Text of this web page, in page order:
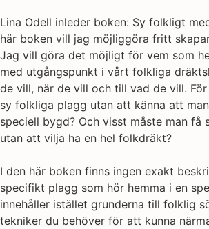
Lina Odell inleder boken: Sy folkligt
här boken vill jag möjliggöra fritt
Jag vill göra det möjligt för vem som
med utgångspunkt i vårt folkliga
de vill, när de vill och till vad de vill.
sy folkliga plagg utan att känna att
speciell bygd? Och visst måste man få
utan att vilja ha en hel folkdräkt?
I den här boken finns ingen exakt
specifikt plagg som hör hemma i en
innehåller istället grunderna till folklig
tekniker du behöver för att kunna